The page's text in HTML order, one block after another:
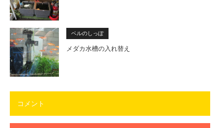
ベルのしっぽ
メダカ水槽の入れ替え
コメント